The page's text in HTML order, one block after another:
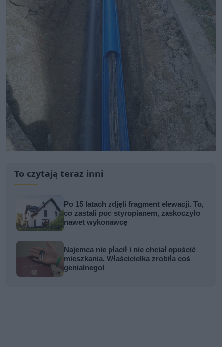
To czytają teraz inni
Po 15 latach zdjęli fragment elewacji. To,
co zastali pod styropianem, zaskoczyło
nawet wykonawcę
Najemca nie płacił i nie chciał opuścić
mieszkania. Właścicielka zrobiła coś
genialnego!